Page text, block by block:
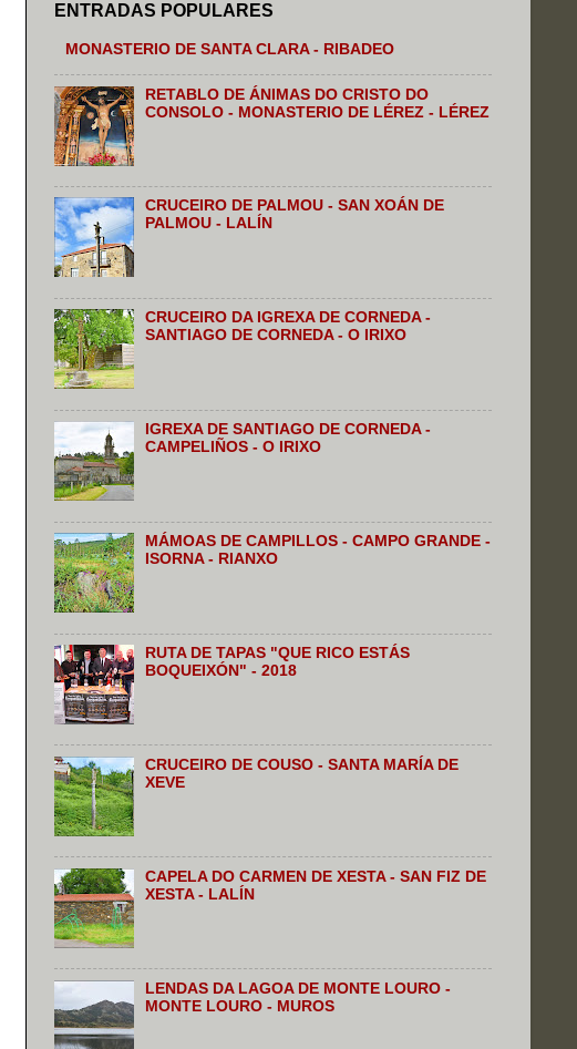
ENTRADAS POPULARES
MONASTERIO DE SANTA CLARA - RIBADEO
RETABLO DE ÁNIMAS DO CRISTO DO
CONSOLO - MONASTERIO DE LÉREZ - LÉREZ
CRUCEIRO DE PALMOU - SAN XOÁN DE
PALMOU - LALÍN
CRUCEIRO DA IGREXA DE CORNEDA -
SANTIAGO DE CORNEDA - O IRIXO
IGREXA DE SANTIAGO DE CORNEDA -
CAMPELIÑOS - O IRIXO
MÁMOAS DE CAMPILLOS - CAMPO GRANDE -
ISORNA - RIANXO
RUTA DE TAPAS "QUE RICO ESTÁS
BOQUEIXÓN" - 2018
CRUCEIRO DE COUSO - SANTA MARÍA DE
XEVE
CAPELA DO CARMEN DE XESTA - SAN FIZ DE
XESTA - LALÍN
LENDAS DA LAGOA DE MONTE LOURO -
MONTE LOURO - MUROS